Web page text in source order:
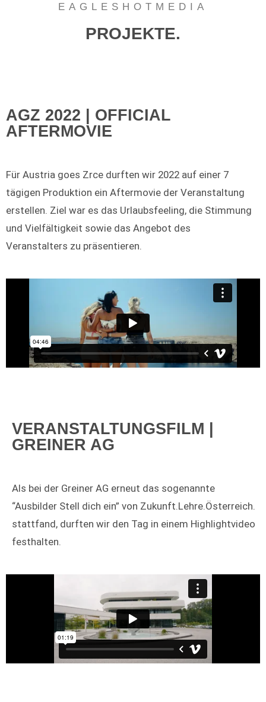
EAGLESHOTMEDIA
PROJEKTE.
AGZ 2022 | OFFICIAL
AFTERMOVIE
Für Austria goes Zrce durften wir 2022 auf einer 7
tägigen Produktion ein Aftermovie der Veranstaltung
erstellen. Ziel war es das Urlaubsfeeling, die Stimmung
und Vielfältigkeit sowie das Angebot des
Veranstalters zu präsentieren.
VERANSTALTUNGSFILM |
GREINER AG
Als bei der Greiner AG erneut das sogenannte
“Ausbilder Stell dich ein” von Zukunft.Lehre.Österreich.
stattfand, durften wir den Tag in einem Highlightvideo
festhalten.